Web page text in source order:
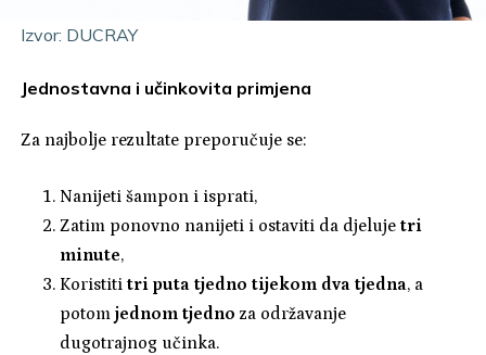
Izvor: DUCRAY
Jednostavna i učinkovita primjena
Za najbolje rezultate preporučuje se:
Nanijeti šampon i isprati,
Zatim ponovno nanijeti i ostaviti da djeluje tri
minute,
Koristiti tri puta tjedno tijekom dva tjedna, a
potom jednom tjedno za održavanje
dugotrajnog učinka.